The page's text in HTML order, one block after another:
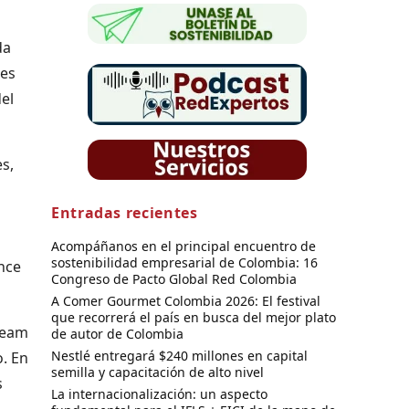
En
Entradas recientes
Acompáñanos en el principal encuentro de
sostenibilidad empresarial de Colombia: 16
Congreso de Pacto Global Red Colombia
A Comer Gourmet Colombia 2026: El festival
que recorrerá el país en busca del mejor plato
de autor de Colombia
Nestlé entregará $240 millones en capital
semilla y capacitación de alto nivel
La internacionalización: un aspecto